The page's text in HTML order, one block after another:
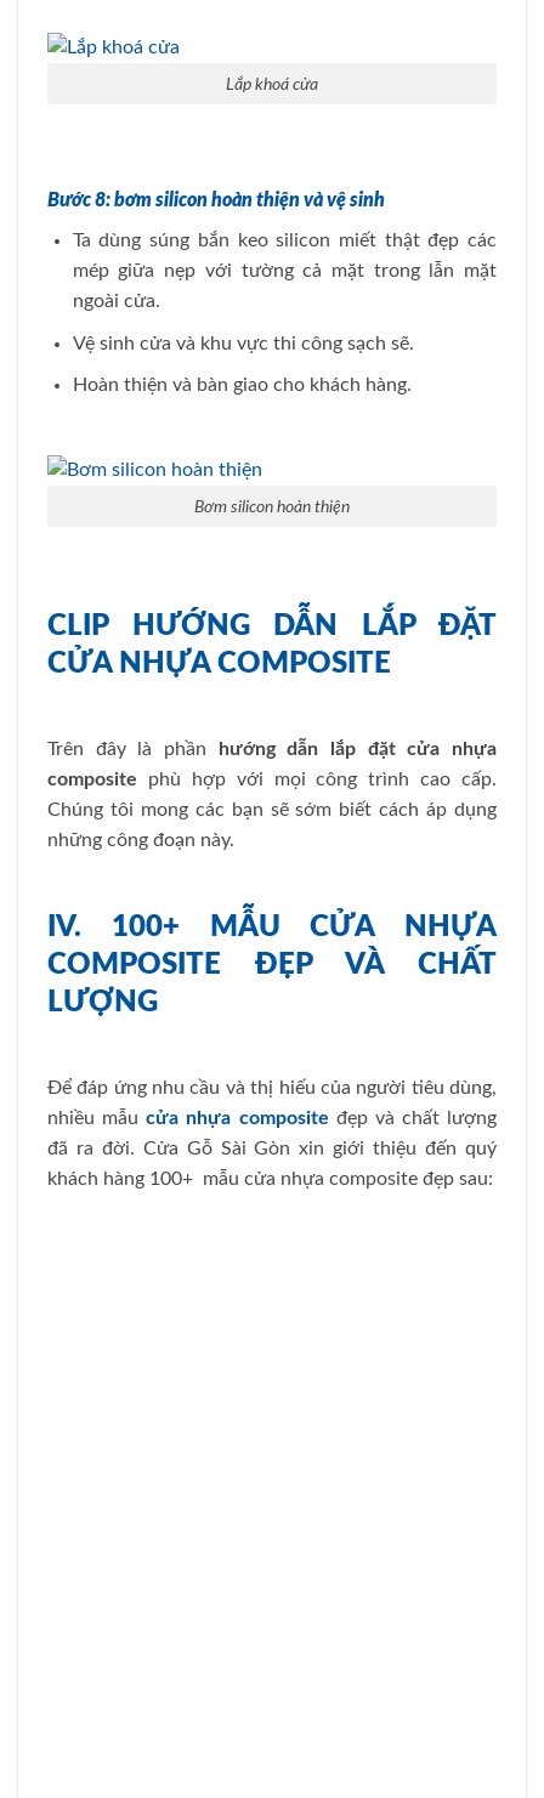
Lắp khoá cửa
Bước 8: bơm silicon hoàn thiện và vệ sinh
Ta dùng súng bắn keo silicon miết thật đẹp các
mép giữa nẹp với tường cả mặt trong lẫn mặt
ngoài cửa.
Vệ sinh cửa và khu vực thi công sạch sẽ.
Hoàn thiện và bàn giao cho khách hàng.
Bơm silicon hoàn thiện
CLIP HƯỚNG DẪN LẮP ĐẶT
CỬA NHỰA COMPOSITE
Trên đây là phần
hướng dẫn lắp đặt cửa nhựa
composite phù hợp với mọi công trình cao cấp.
Chúng tôi mong các bạn sẽ sớm biết cách áp dụng
những công đoạn này.
IV. 100+ MẪU CỬA NHỰA
COMPOSITE ĐẸP VÀ CHẤT
LƯỢNG
Để đáp ứng nhu cầu và thị hiếu của người tiêu dùng,
nhiều mẫucửa nhựa composite đẹp và chất lượng
đã ra đời. Cửa Gỗ Sài Gòn xin giới thiệu đến quý
khách hàng 100+ mẫu cửa nhựa composite đẹp sau: